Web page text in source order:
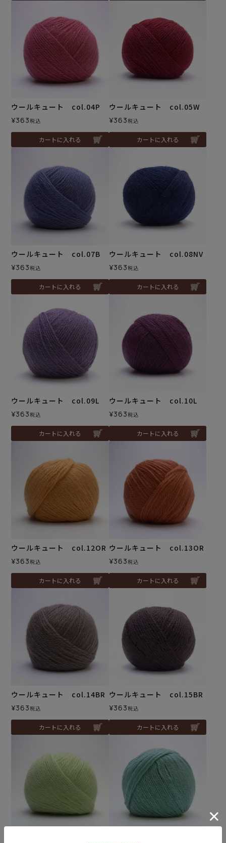
ウールキュート col.04P
¥363税込
カートに入れる
ウールキュート col.05W
¥363税込
カートに入れる
ウールキュート col.07B
¥363税込
カートに入れる
ウールキュート col.08NV
¥363税込
カートに入れる
ウールキュート col.09L
¥363税込
カートに入れる
ウールキュート col.10L
¥363税込
カートに入れる
ウールキュート col.12OR
¥363税込
カートに入れる
ウールキュート col.13OR
¥363税込
カートに入れる
ウールキュート col.14BR
¥363税込
カートに入れる
ウールキュート col.15BR
¥363税込
カートに入れる